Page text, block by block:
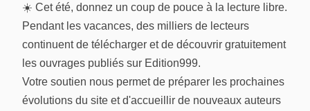
☀️ Cet été, donnez un coup de pouce à la lecture libre.
Pendant les vacances, des milliers de lecteurs
continuent de télécharger et de découvrir gratuitement
les ouvrages publiés sur Edition999.
Votre soutien nous permet de préparer les prochaines
évolutions du site et d'accueillir de nouveaux auteurs